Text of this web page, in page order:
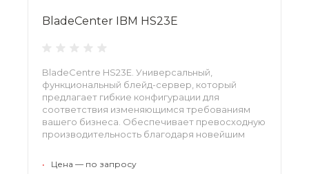
BladeCenter IBM HS23E
BladeCentre HS23E. Универсальный,
функциональный блейд-сервер, который
предлагает гибкие конфигурации для
соответствия изменяющимся требованиям
вашего бизнеса. Обеспечивает превосходную
производительность благодаря новейшим
• Цена — по запросу